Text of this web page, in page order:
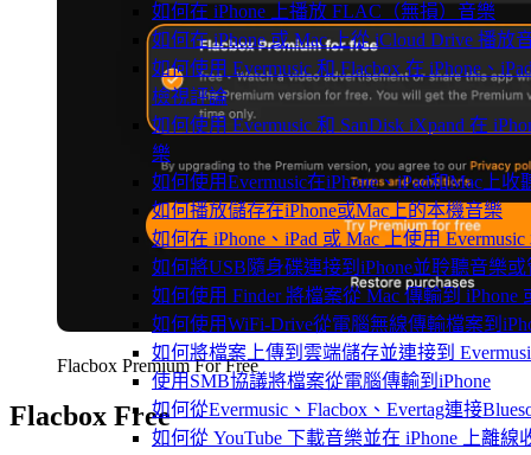
如何在 iPhone 上播放 FLAC（無損）音樂
如何在 iPhone 或 Mac 上從 iCloud Drive 播放
如何使用 Evermusic 和 Flacbox 在 iPhone、
檢視評論
如何使用 Evermusic 和 SanDisk iXpand 在
樂
如何使用Evermusic在iPhone、iPad和Mac上收
如何播放儲存在iPhone或Mac上的本機音樂
如何在 iPhone、iPad 或 Mac 上使用
如何將USB隨身碟連接到iPhone並聆聽音樂
如何使用 Finder 將檔案從 Mac 傳輸到 iPhone
如何使用WiFi-Drive從電腦無線傳輸檔案到
如何將檔案上傳到雲端儲存並連接到
使用SMB協議將檔案從電腦傳輸到iPhone
如何從Evermusic、Flacbox、Evertag連接
如何從 YouTube 下載音樂並在 iPhone 上離線
Flacbox Premium For Free
Flacbox Free